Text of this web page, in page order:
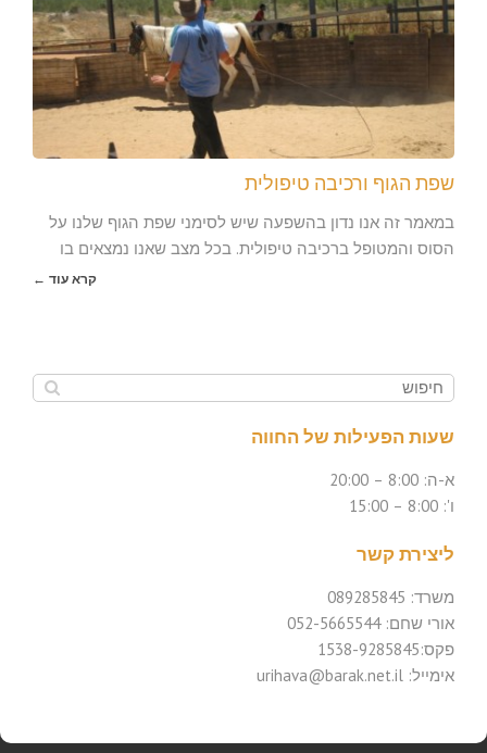
שפת הגוף ורכיבה טיפולית
במאמר זה אנו נדון בהשפעה שיש לסימני שפת הגוף שלנו על
הסוס והמטופל ברכיבה טיפולית. בכל מצב שאנו נמצאים בו
קרא עוד ←
שעות הפעילות של החווה
א-ה: 8:00 – 20:00
ו': 8:00 – 15:00
ליצירת קשר
משרד: 089285845
אורי שחם: 052-5665544
פקס:1538-9285845
אימייל: urihava@barak.net.il